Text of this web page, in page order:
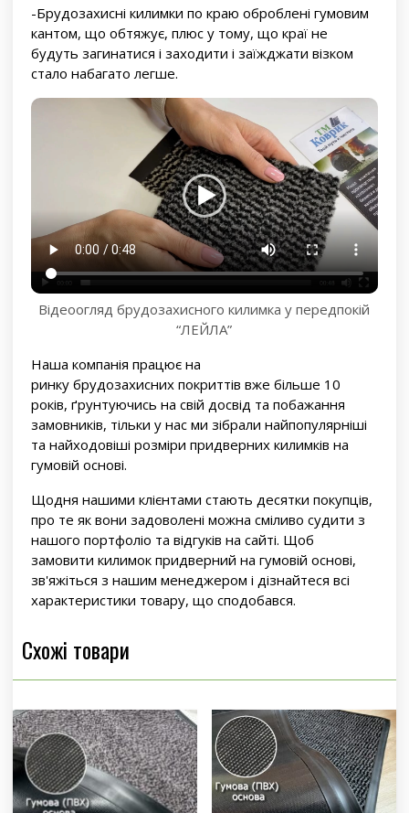
-Брудозахисні килимки по краю оброблені гумовим
кантом, що обтяжує, плюс у тому, що краї не
будуть загинатися і заходити і заїжджати візком
стало набагато легше.
Відеоогляд брудозахисного килимка у передпокій
“ЛЕЙЛА”
Наша компанія працює на
ринку брудозахисних покриттів вже більше 10
років, ґрунтуючись на свій досвід та побажання
замовників, тільки у нас ми зібрали найпопулярніші
та найходовіші розміри придверних килимків на
гумовій основі.
Щодня нашими клієнтами стають десятки покупців,
про те як вони задоволені можна сміливо судити з
нашого портфоліо та відгуків на сайті. Щоб
замовити килимок придверний на гумовій основі,
зв'яжіться з нашим менеджером і дізнайтеся всі
характеристики товару, що сподобався.
Схожі товари